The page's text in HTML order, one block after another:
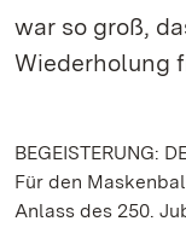
war so groß,
Wiederholung
BEGEISTERUNG:
Für den
Anlass des 250.